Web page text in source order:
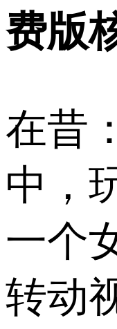
费版
在昔
中，
一个
转动